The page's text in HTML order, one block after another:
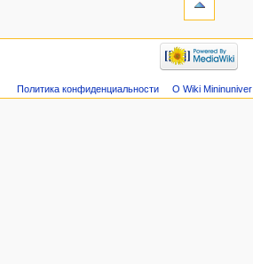
Политика конфиденциальности О Wiki Mininuniver